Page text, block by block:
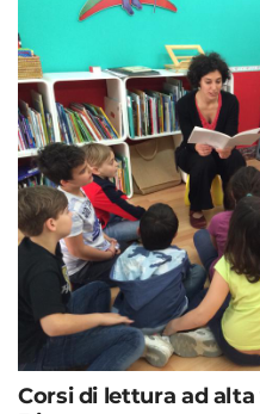
Corsi di lettura ad